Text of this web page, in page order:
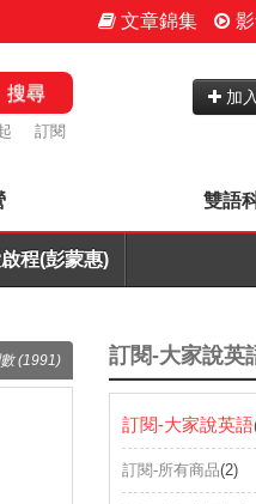
文章錦集
搜尋
訂閱
加
雙語
程(彭蒙惠)
(1991) 訂閱-大家說英
訂閱-大家說英語
訂閱-所有商品(2)